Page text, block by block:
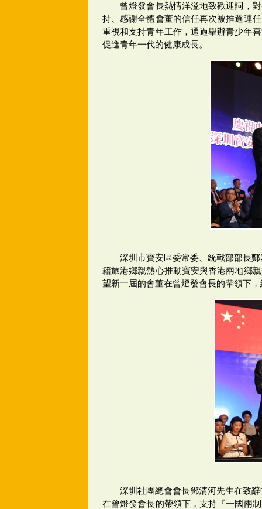
曾燈發會長熱情洋溢地致歡迎詞，對
持、感謝全體會董的信任再次被推選連
重視和支持青年工作，通過舉辦青少年
促進青年一代的健康成長。
深圳市寶安區委常委、統戰部部長
籍旅港鄉親熱心推動寶安與香港兩地鄉
望新一屆的會董在曾燈發會長的帶領下
深圳社團總會會長鄧清河先生在致
在曾燈發會長的帶領下，支持『一國兩